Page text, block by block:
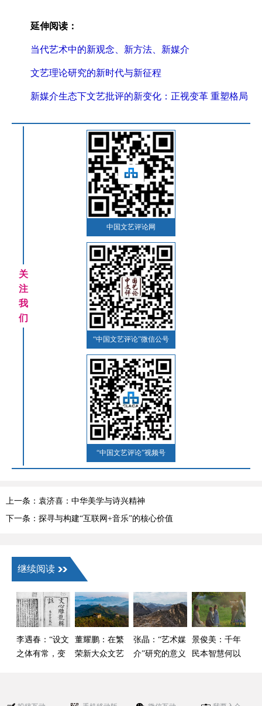
延伸阅读：
当代艺术中的新观念、新方法、新媒介
文艺理论研究的新时代与新征程
新媒介生态下文艺批评的新变化：正视变革 重塑格局
关
注
我
们
中国文艺评论网
“中国文艺评论”微信公号
“中国文艺评论”视频号
上一条：袁济喜：中华美学与诗兴精神
下一条：探寻与构建“互联网+音乐”的核心价值
继续阅读
李遇春：“设文
之体有常，变
董耀鹏：在繁
荣新大众文艺
张晶：“艺术媒
介”研究的意义
景俊美：千年
民本智慧何以